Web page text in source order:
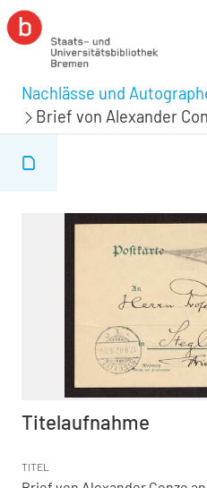
Nachlässe und
Brief von Alexander
Titelaufnahme
TITEL